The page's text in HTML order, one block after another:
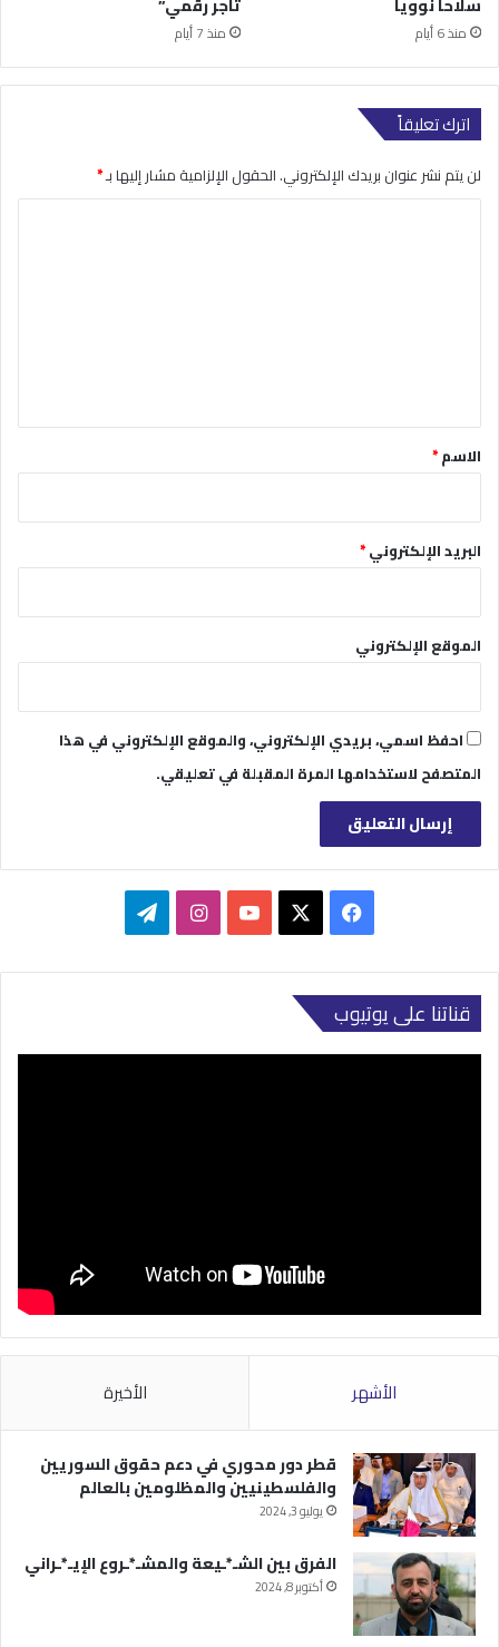
سلاحاً نووياً
منذ 6 أيام
تاجر رقمي”
منذ 7 أيام
اترك تعليقاً
لن يتم نشر عنوان بريدك الإلكتروني.الحقول الإلزامية مشار إليها بـ*
*الاسم*
البريد الإلكتروني*
الموقع الإلكتروني
احفظ اسمي، بريدي الإلكتروني، والموقع الإلكتروني في هذا
المتصفح لاستخدامها المرة المقبلة في تعليقي.
فيسبوك ‫YouTubeانستقرامتيلقرام
قناتنا على يوتيوب
الأشهر الأخيرة
قطر دور محوري في دعم حقوق السوريين
والفلسطينيين والمظلومين بالعالم
يوليو 3, 2024
الفرق بين الشـ*ـيعة والمشـ*ـروع الإيـ*ـراني
أكتوبر 8, 2024